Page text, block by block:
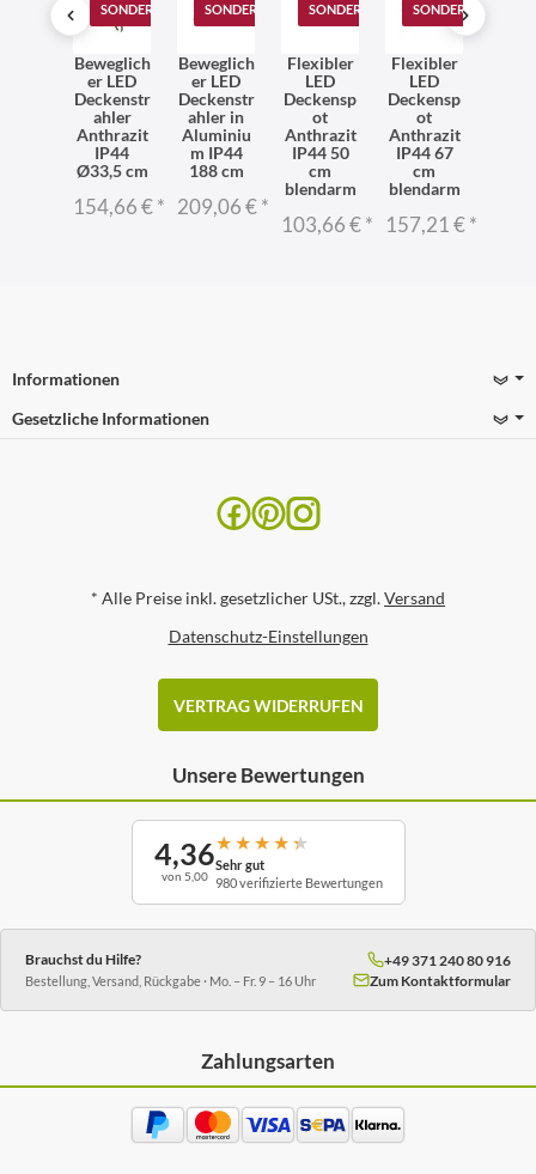
SONDERANGEBOT
Beweglich
er LED
Deckenstr
ahler
Anthrazit
IP44
Ø33,5 cm
154,66 €*
SONDERANGEBOT
Beweglich
er LED
Deckenstr
ahler in
Aluminiu
m IP44
188 cm
209,06 €*
SONDERANGEBOT
Flexibler
LED
Deckensp
ot
Anthrazit
IP44 50
cm
blendarm
103,66 €*
SONDERANGEBOT
Flexibler
LED
Deckensp
ot
Anthrazit
IP44 67
cm
blendarm
157,21 €*
Informationen
Gesetzliche Informationen
* Alle Preise inkl. gesetzlicher USt., zzgl.Versand
Datenschutz-Einstellungen
VERTRAG WIDERRUFEN
Unsere Bewertungen
4,36
von 5,00
★ ★ ★ ★ ★
Sehr gut
980 verifizierte Bewertungen
Brauchst du Hilfe?
Bestellung, Versand, Rückgabe · Mo. – Fr. 9 – 16 Uhr
+49 371 240 80 916
Zum Kontaktformular
Zahlungsarten